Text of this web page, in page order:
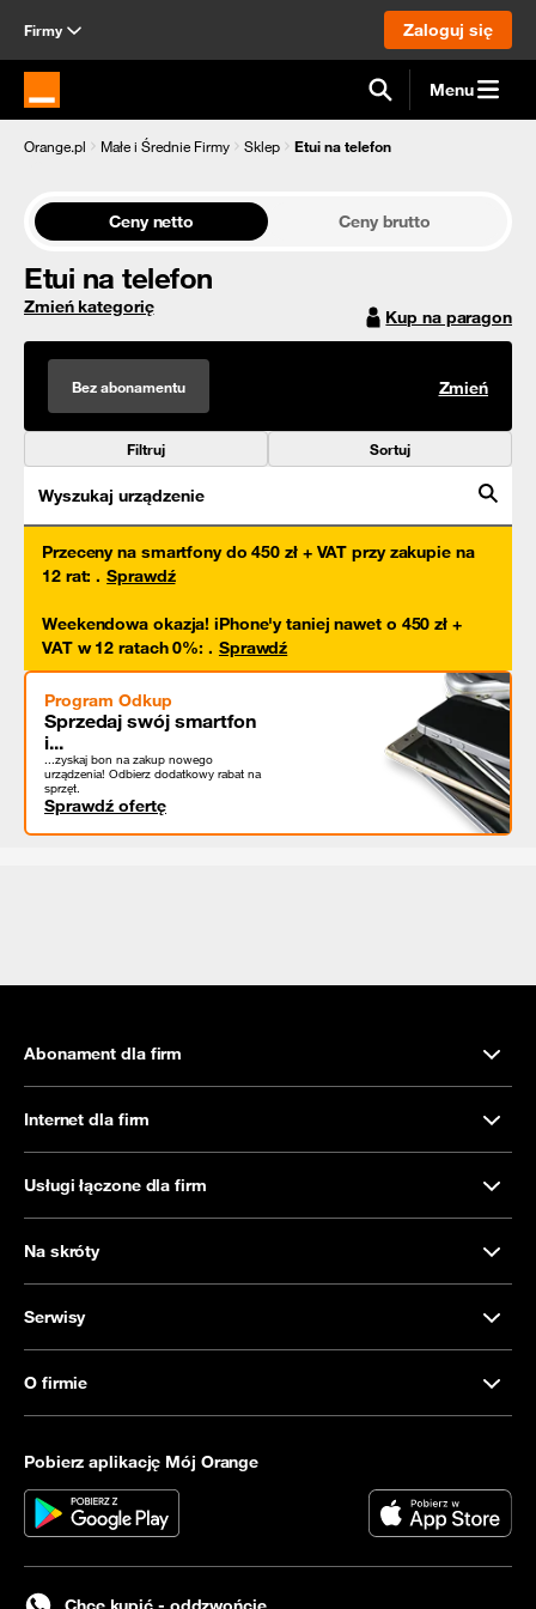
Firmy Zaloguj się
Strona główna Orange.pl Menu
Orange.pl Małe i Średnie Firmy Sklep Etui na telefon
Ceny netto Ceny brutto
Etui na telefon
Zmień kategorię Kup na paragon
Bez abonamentu Zmień
Filtruj Sortuj
Wyszukaj urządzenie
Przeceny na smartfony do 450 zł + VAT przy zakupie na
12 rat: . Sprawdź
Weekendowa okazja! iPhone'y taniej nawet o 450 zł +
VAT w 12 ratach 0%: . Sprawdź
Program Odkup
Sprzedaj swój smartfon
i...
...zyskaj bon na zakup nowego
urządzenia! Odbierz dodatkowy rabat na
sprzęt.
Sprawdź ofertę
Abonament dla firm
Internet dla firm
Usługi łączone dla firm
Na skróty
Serwisy
O firmie
Pobierz aplikację Mój Orange